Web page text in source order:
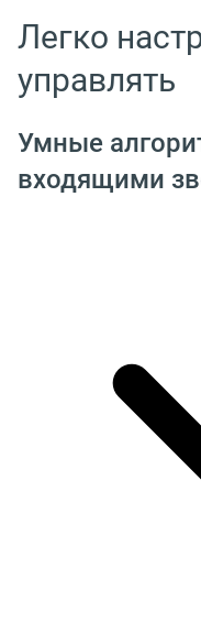
Легко
управлять
Умные
входящими